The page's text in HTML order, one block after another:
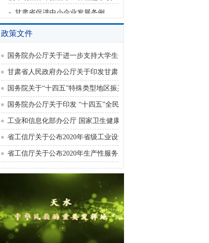
甘肃省促进中小企业发展条例
中共中央 国务院 印发《国家标准
化发展纲要》
加2021年中国国际工业设计博览会
的通知
习近平等党和国家领导人9月30日
将出席烈士纪念日向人民英雄敬献
花篮仪式
中共天水市委办公室 天水市人民
政府办公室印发《关于促进民营经
济和中小微企业高质量发展的实施
意见》的通知
甘肃省工信厅关于组织申报2019年
生产性服务业功能示范区及示范企
业的通知
关于对全省宣传文化系统“四个一
批”人才拟入选人选进行公示的公告
政策文件
国务院办公厅关于进一步支持大学生创新创业的指导意见
甘肃省人民政府办公厅关于印发甘肃省“十四五”科技创新规划的通
国务院关于“十四五”特殊类型地区振兴发展规划的批复
国务院办公厅关于印发 “十四五”全民医疗保障规划的通知
工业和信息化部办公厅 国家卫生健康委员会办公厅关于公布5G+
省工信厅关于公布2020年省级工业设计中心名单的通知
省工信厅关于公布2020年生产性服务业功能示范区和示范企业名